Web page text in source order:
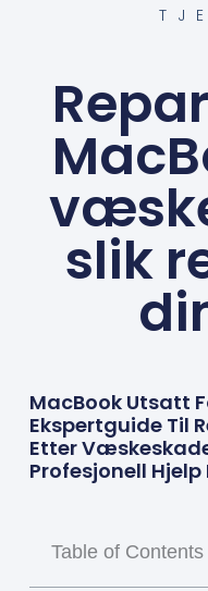
slik
MacBook Utsatt
Ekspertguide Til
Etter
Profesjonell Hjelp
Table of Contents